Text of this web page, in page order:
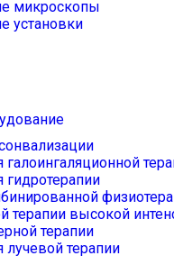
микроскопы
установки
терапии высокой
терапии
терапии